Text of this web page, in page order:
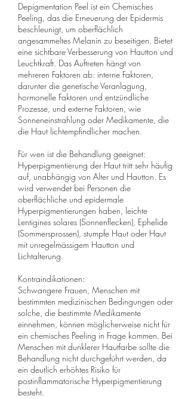
Depigmentation Peel ist ein Chemisches
Peeling, das die Erneuerung der Epidermis
beschleunigt, um oberflächlich
angesammeltes Melanin zu beseitigen. Bietet
eine sichtbare Verbesserung von Hautton und
Leuchtkraft. Das Auftreten hängt von
mehreren Faktoren ab: interne Faktoren,
darunter die genetische Veranlagung,
hormonelle Faktoren und entzündliche
Prozesse, und externe Faktoren, wie
Sonneneinstrahlung oder Medikamente, die
die Haut lichtempfindlicher machen.
Für wen ist die Behandlung geeignet:
Hyperpigmentierung der Haut tritt sehr häufig
auf, unabhängig von Alter und Hautton. Es
wird verwendet bei Personen die
oberflächliche und epidermale
Hyperpigmentierungen haben, leichte
Lentigines solares (Sonnenflecken), Ephelide
(Sommersprossen), stumpfe Haut oder Haut
mit unregelmässigem Hautton und
Lichtalterung.
Kontraindikationen:
Schwangere Frauen, Menschen mit
bestimmten medizinischen Bedingungen oder
solche, die bestimmte Medikamente
einnehmen, können möglicherweise nicht für
ein chemisches Peeling in Frage kommen. Bei
Menschen mit dunklerer Hautfarbe sollte die
Behandlung nicht durchgeführt werden, da
ein deutlich erhöhtes Risiko für
postinflammatorische Hyperpigmentierung
besteht.